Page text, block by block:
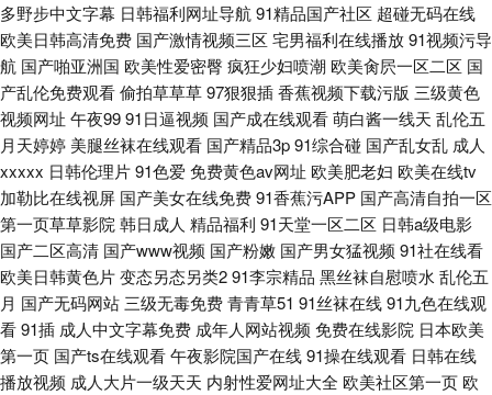
多野步中文字幕 日韩福利网址导航 91精品国产社区 超碰无码在线
欧美日韩高清免费 国产激情视频三区 宅男福利在线播放91视频污导
航 国产啪亚洲国 欧美性爱密臀疯狂少妇喷潮 欧美肏屄一区二区 国
产乱伦免费观看偷拍草草草97狠狠插香蕉视频下载污版 三级黄色
视频网址 午夜9991日逼视频 国产成在线观看萌白酱一线天 乱伦五
月天婷婷 美腿丝袜在线观看 国产精品3p91综合碰 国产乱女乱 成人
xxxxx 日韩伦理片91色爱免费黄色av网址 欧美肥老妇 欧美在线tv
加勒比在线视屏 国产美女在线免费91香蕉污APP 国产高清自拍一区
第一页草草影院 韩日成人 精品福利 91天堂一区二区 日韩a级电影
国产二区高清 国产www视频 国产粉嫩 国产男女猛视频 91社在线看
欧美日韩黄色片变态另态另类291李宗精品 黑丝袜自慰喷水 乱伦五
月 国产无码网站 三级无毒免费青青草51 91丝袜在线91九色在线观
看91插 成人中文字幕免费 成年人网站视频 免费在线影院 日本欧美
第一页 国产ts在线观看午夜影院国产在线91操在线观看 日韩在线
播放视频 成人大片一级天天 内射性爱网址大全 欧美社区第一页 欧